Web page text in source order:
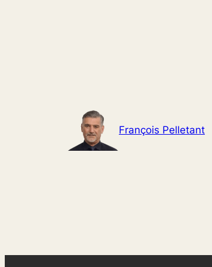
François Pelletant